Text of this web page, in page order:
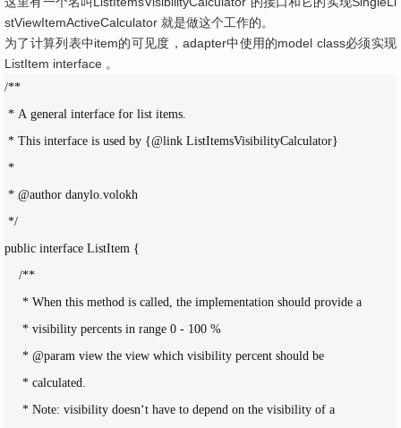
stViewItemActiveCalculator 就是做这个工作的。
为了计算列表中item的可见度，adapter中使用的model class必须实现
ListItem interface 。
/**
* A general interface for list items.
* This interface is used by {@link ListItemsVisibilityCalculator}
*
* @author danylo.volokh
*/
public interface ListItem {
/**
* When this method is called, the implementation should provide a
* visibility percents in range 0 - 100 %
* @param view the view which visibility percent should be
* calculated.
* Note: visibility doesn‘t have to depend on the visibility of a